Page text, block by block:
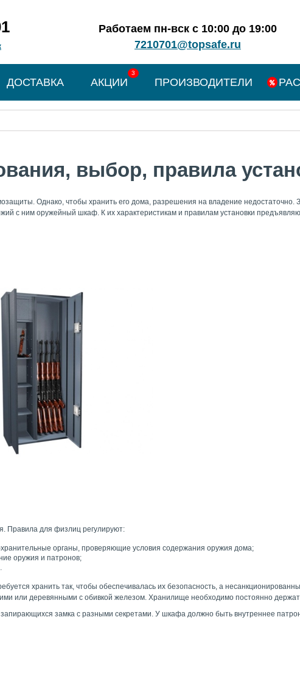
Работаем пн-вск с 10:00 до 19:00
7210701@topsafe.ru
ДОСТАВКА
3
АКЦИИ ПРОИЗВОДИТЕЛИ
выбор, правила
Однако, чтобы хранить его дома, разрешения на владение недостаточно.
с ним оружейный шкаф. К их характеристикам и правилам установки
Правила для физлиц регулируют:
органы, проверяющие условия содержания оружия дома;
оружия и патронов;
хранить так, чтобы обеспечивалась их безопасность, а
или деревянными с обивкой железом. Хранилище необходимо постоянно
замка с разными секретами. У шкафа должно быть внутреннее